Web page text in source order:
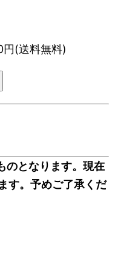
(送料無料)
のとなります。現在
す。予めご了承くだ